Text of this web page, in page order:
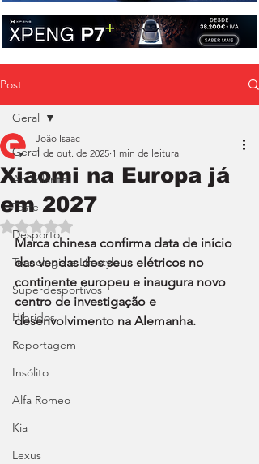
Post
Geral
Ao Volante
Teste
Desporto
Tecnologia e Lifestyle
Superdesportivos
Híbridos
Reportagem
Insólito
Alfa Romeo
Kia
Lexus
Geral
Xiaomi na Europa já
em 2027
João Isaac
1 de out. de 2025 1 min de leitura
Avaliado com NaN de 5 estrelas.
Marca chinesa confirma data de início
das vendas dos seus elétricos no
continente europeu e inaugura novo
centro de investigação e
desenvolvimento na Alemanha.